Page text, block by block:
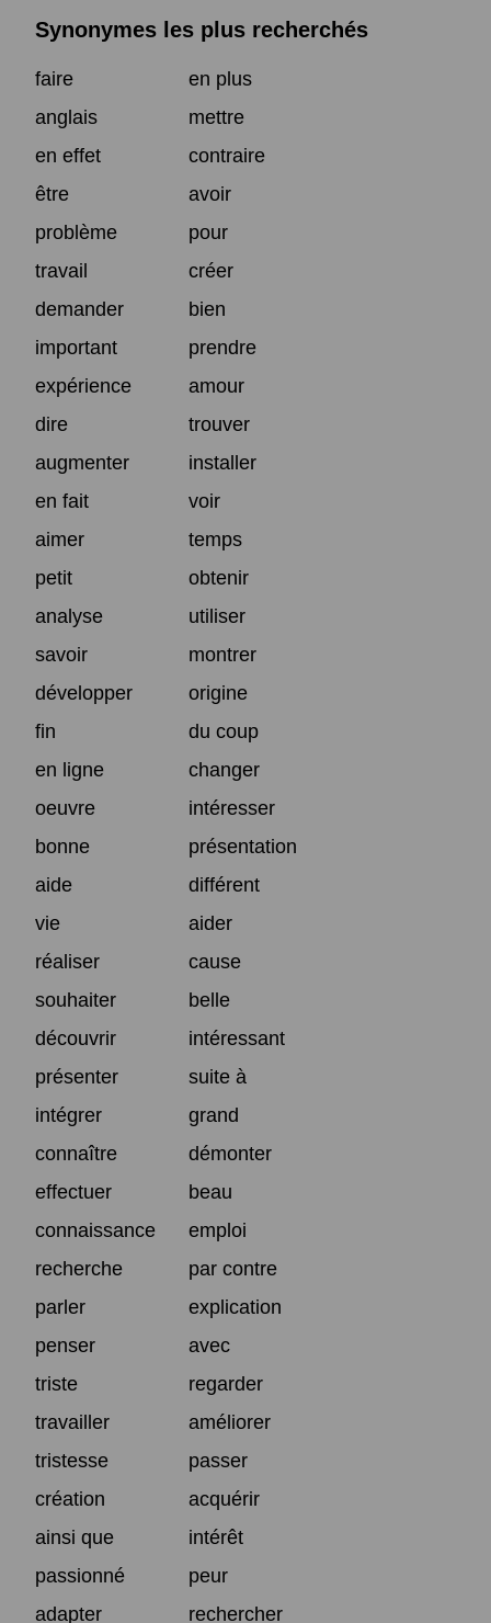
Synonymes les plus recherchés
faire
en plus
anglais
mettre
en effet
contraire
être
avoir
problème
pour
travail
créer
demander
bien
important
prendre
expérience
amour
dire
trouver
augmenter
installer
en fait
voir
aimer
temps
petit
obtenir
analyse
utiliser
savoir
montrer
développer
origine
fin
du coup
en ligne
changer
oeuvre
intéresser
bonne
présentation
aide
différent
vie
aider
réaliser
cause
souhaiter
belle
découvrir
intéressant
présenter
suite à
intégrer
grand
connaître
démonter
effectuer
beau
connaissance
emploi
recherche
par contre
parler
explication
penser
avec
triste
regarder
travailler
améliorer
tristesse
passer
création
acquérir
ainsi que
intérêt
passionné
peur
adapter
rechercher